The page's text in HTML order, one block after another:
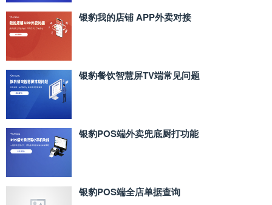
银豹我的店铺 APP外卖对接
银豹餐饮智慧屏TV端常见问题
银豹POS端外卖兜底厨打功能
银豹POS端全店单据查询